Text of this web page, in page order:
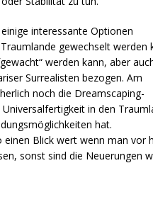
interessante Optionen
gewechselt werden
werden kann, aber
Surrealisten bezogen. Am
noch die Dreamscaping-
in den
hat.
einen Blick wert wenn man vor
sonst sind die Neuerungen